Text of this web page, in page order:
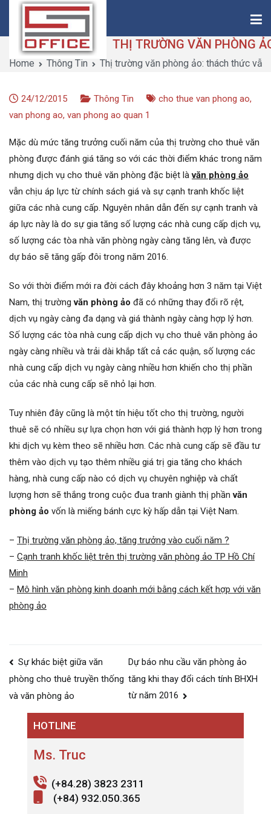
content
Saigon-Office
Saving Is Solution
Home Thông Tin Thị trường văn phòng ảo: thách thức vẫn
24/12/2015 Thông Tin cho thue van phong ao,
van phong ao, van phong ao quan 1
Mặc dù mức tăng trưởng cuối năm của thị trường cho thuê văn
phòng được đánh giá tăng so với các thời điểm khác trong năm
nhưng dịch vụ cho thuê văn phòng đặc biệt làvăn phòng ảo
vẫn chịu áp lực từ chính sách giá và sự cạnh tranh khốc liệt
giữa các nhà cung cấp. Nguyên nhân dẫn đến sự cạnh tranh và
áp lực này là do sự gia tăng số lượng các nhà cung cấp dịch vụ,
số lượng các tòa nhà văn phòng ngày càng tăng lên, và được
dự báo sẽ tăng gấp đôi trong năm 2016.
So với thời điểm mới ra đời cách đây khoảng hơn 3 năm tại Việt
Nam, thị trườngvăn phòng ảo đã có những thay đổi rõ rệt,
dịch vụ ngày càng đa dạng và giá thành ngày càng hợp lý hơn.
Số lượng các tòa nhà cung cấp dịch vụ cho thuê văn phòng ảo
ngày càng nhiều và trải dài khắp tất cả các quận, số lượng các
nhà cung cấp dịch vụ ngày càng nhiều hơn khiến cho thị phần
của các nhà cung cấp sẽ nhỏ lại hơn.
Tuy nhiên đây cũng là một tín hiệu tốt cho thị trường, người
thuê sẽ có nhiều sự lựa chọn hơn với giá thành hợp lý hơn trong
khi dịch vụ kèm theo sẽ nhiều hơn. Các nhà cung cấp sẽ đầu tư
thêm vào dịch vụ tạo thêm nhiều giá trị gia tăng cho khách
hàng, nhà cung cấp nào có dịch vụ chuyên nghiệp và chất
lượng hơn sẽ thắng trong cuộc đua tranh giành thị phầnvăn
phòng ảo vốn là miếng bánh cực kỳ hấp dẫn tại Việt Nam.
– Thị trường văn phòng ảo, tăng trưởng vào cuối năm ?
– Cạnh tranh khốc liệt trên thị trường văn phòng ảo TP Hồ Chí
Minh
– Mô hình văn phòng kinh doanh mới bằng cách kết hợp với văn
phòng ảo
Điều
hướng
bài
viết
Sự khác biệt giữa văn
phòng cho thuê truyền thống
và văn phòng ảo
Dự báo nhu cầu văn phòng ảo
tăng khi thay đổi cách tính BHXH
từ năm 2016
HOTLINE
Ms. Truc
(+84.28) 3823 2311
(+84) 932.050.365